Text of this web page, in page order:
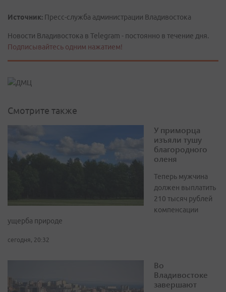
Источник: Пресс-служба администрации Владивостока
Новости Владивостока в Telegram - постоянно в течение дня.
Подписывайтесь одним нажатием!
Смотрите также
У приморца
изъяли тушу
благородного
оленя
Теперь мужчина
должен выплатить
210 тысяч рублей
компенсации
ущерба природе
сегодня, 20:32
Во
Владивостоке
завершают